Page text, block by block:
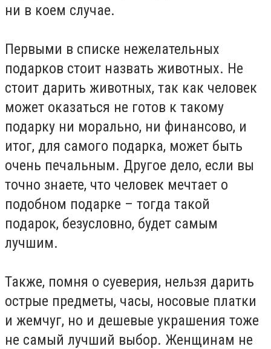
ни в коем случае.
Первыми в списке нежелательных
подарков стоит назвать животных. Не
стоит дарить животных, так как человек
может оказаться не готов к такому
подарку ни морально, ни финансово, и
итог, для самого подарка, может быть
очень печальным. Другое дело, если вы
точно знаете, что человек мечтает о
подобном подарке – тогда такой
подарок, безусловно, будет самым
лучшим.
Также, помня о суеверия, нельзя дарить
острые предметы, часы, носовые платки
и жемчуг, но и дешевые украшения тоже
не самый лучший выбор. Женщинам не